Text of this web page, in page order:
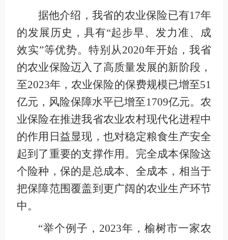
据他介绍，我省的农业保险已有17年
的发展历史，具有“起步早、发力准、成
效实”等优势。特别从2020年开始，我省
的农业保险迈入了高质量发展的新阶段，
至2023年，农业保险的保费规模已增至51
亿元，风险保障水平已增至1709亿元。农
业保险在推进我省农业农村现代化进程中
的作用日益显现，也对稳定粮食生产安全
起到了重要的支撑作用。完全成本保险这
个险种，保的是总成本、全成本，相当于
把保障范围覆盖到更广阔的农业生产环节
中。
“举个例子，2023年，榆树市一家农